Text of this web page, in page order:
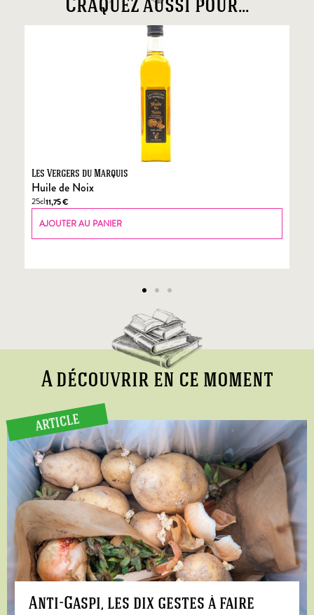
Craquez aussi pour...
Les Vergers du Marquis
Huile de Noix
25cl11,75€
AJOUTER AU PANIER
A découvrir en ce moment
ARTICLE
Anti-Gaspi, les dix gestes à faire